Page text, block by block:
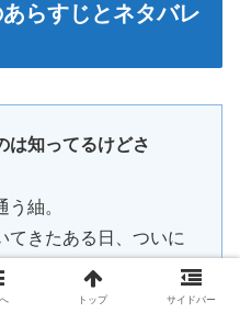
らすじとネタバレ
は知ってるけどさ
紬。
てきたある日、ついに
束を取り付ける。
トップ サイドバー